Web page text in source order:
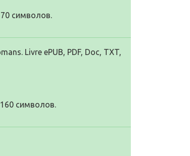
символов.
Livre ePUB, PDF, Doc, TXT,
символов.